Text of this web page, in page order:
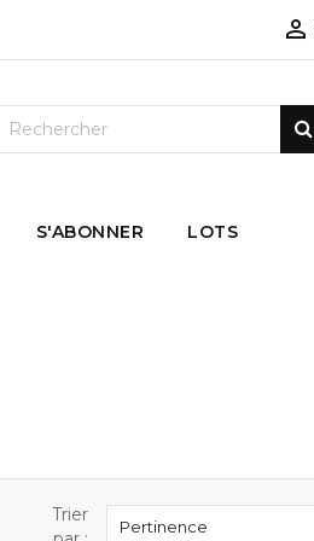

S'ABONNER LOTS
Trier
Pertinence